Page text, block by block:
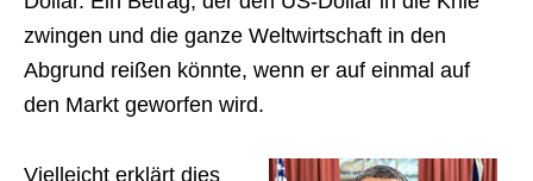
zwingen und die ganze Weltwirtschaft in den
Abgrund reißen könnte, wenn er auf einmal auf
den Markt geworfen wird.
Vielleicht erklärt dies